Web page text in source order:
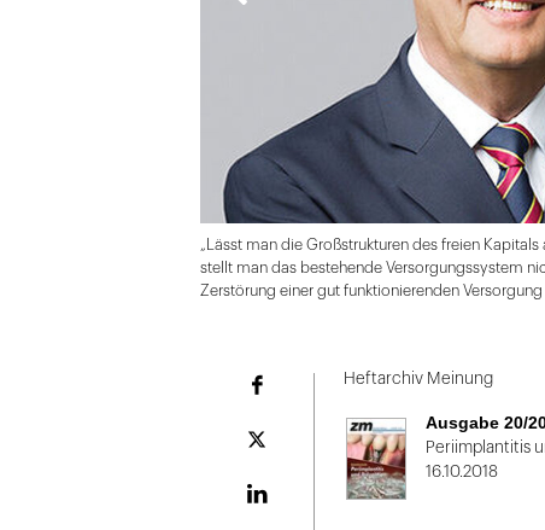
„Lässt man die Großstrukturen des freien
stellt man das bestehende Versorgungssystem
Zerstörung einer gut funktionierenden Versorgung
Plattform
Heftarchiv Meinung
Ausgabe 20/
Periimplantitis
16.10.2018